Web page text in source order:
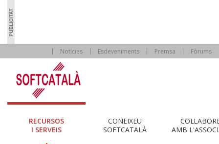
Notícies Esdeveniments Premsa Fòrums
RECURSOS
I SERVEIS
CONEIXEU
SOFTCATALÀ
AMB